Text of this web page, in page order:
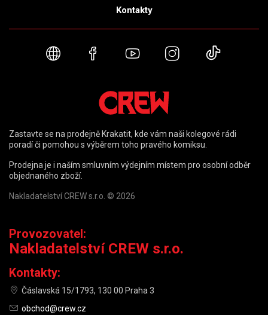
Kontakty
Webové stránky
FacebookYouTubeInstagram
Zastavte se na prodejně Krakatit, kde vám naši kolegové rádi
poradí či pomohou s výběrem toho pravého komiksu.
Prodejna je i naším smluvním výdejním místem pro osobní odběr
objednaného zboží.
Nakladatelství CREW s.r.o. © 2026
Provozovatel:
Nakladatelství CREW s.r.o.
Kontakty:
Čáslavská 15/1793, 130 00 Praha 3
obchod@crew.cz